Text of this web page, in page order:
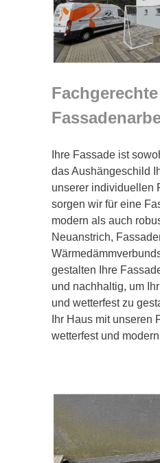
Fachgerechte
Ihre Fassade ist
das Aushängeschild
unserer individuellen
sorgen wir für eine
modern als auch
Neuanstrich,
gestalten Ihre
und nachhaltig, um
und wetterfest zu
Ihr Haus mit unseren
wetterfest und